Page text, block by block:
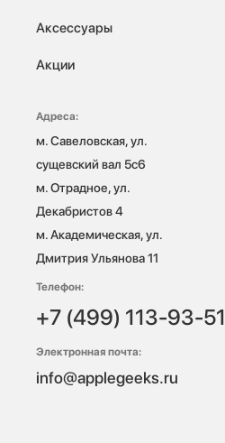
Аксессуары
Акции
Адреса:
м. Савеловская, ул.
сущевский вал 5с6
м. Отрадное, ул.
Декабристов 4
м. Академическая, ул.
Дмитрия Ульянова 11
Телефон:
+7 (499) 113-93-51
Электронная почта:
info@applegeeks.ru